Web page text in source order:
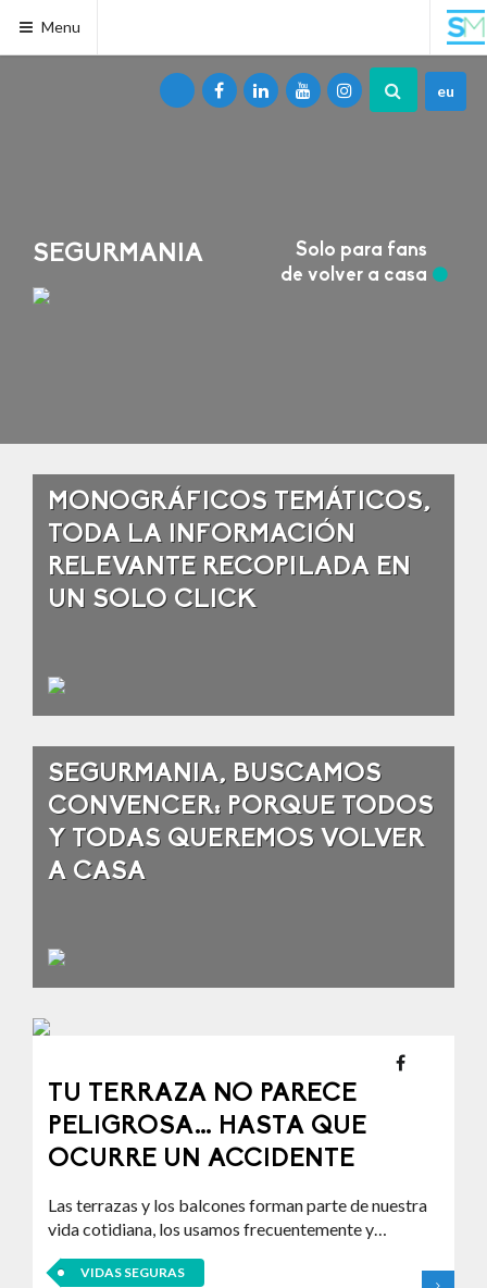
Menu
SEGURMANIA
Solo para fans
de volver a casa
eu
MONOGRÁFICOS TEMÁTICOS,
TODA LA INFORMACIÓN
RELEVANTE RECOPILADA EN
UN SOLO CLICK
SEGURMANIA, BUSCAMOS
CONVENCER: PORQUE TODOS
Y TODAS QUEREMOS VOLVER
A CASA
TU TERRAZA NO PARECE
PELIGROSA… HASTA QUE
OCURRE UN ACCIDENTE
Las terrazas y los balcones forman parte de nuestra
vida cotidiana, los usamos frecuentemente y…
VIDAS SEGURAS